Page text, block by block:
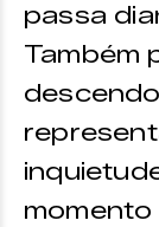
passa
Também
momento